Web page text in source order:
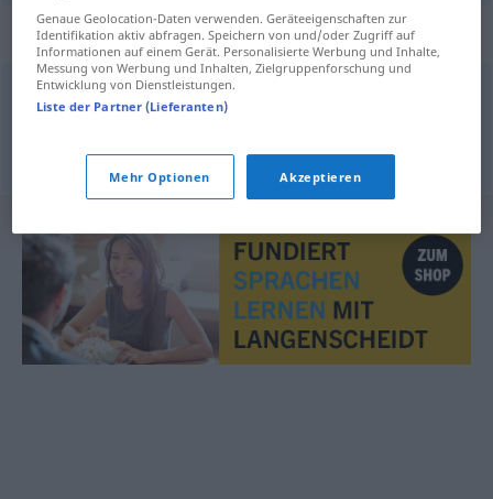
Synonyme für "begraben"
bestatten,beerdigen
© OpenThesaurus.de
Genaue Geolocation-Daten verwenden. Geräteeigenschaften zur
Identifikation aktiv abfragen. Speichern von und/oder Zugriff auf
Informationen auf einem Gerät. Personalisierte Werbung und Inhalte,
Messung von Werbung und Inhalten, Zielgruppenforschung und
Entwicklung von Dienstleistungen.
Liste der Partner (Lieferanten)
Mehr Optionen Akzeptieren